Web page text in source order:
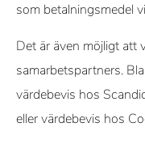
som betalningsmedel
Det är även möjligt att
samarbetspartners.
värdebevis hos
eller värdebevis hos